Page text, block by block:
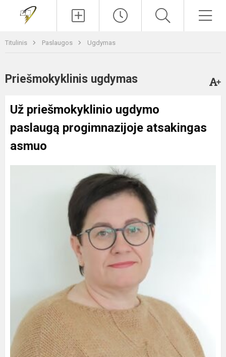
Titulinis Paslaugos Ugdymas
Priešmokyklinis ugdymas
Už priešmokyklinio ugdymo
paslaugą progimnazijoje atsakingas
asmuo